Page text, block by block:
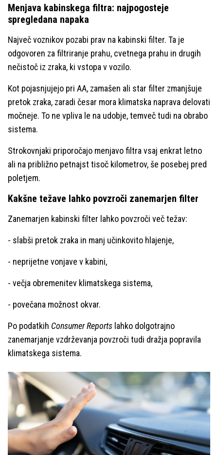
Menjava kabinskega filtra: najpogosteje
spregledana napaka
Največ voznikov pozabi prav na kabinski filter. Ta je
odgovoren za filtriranje prahu, cvetnega prahu in drugih
nečistoč iz zraka, ki vstopa v vozilo.
Kot pojasnjujejo pri AA, zamašen ali star filter zmanjšuje
pretok zraka, zaradi česar mora klimatska naprava delovati
močneje. To ne vpliva le na udobje, temveč tudi na obrabo
sistema.
Strokovnjaki priporočajo menjavo filtra vsaj enkrat letno
ali na približno petnajst tisoč kilometrov, še posebej pred
poletjem.
Kakšne težave lahko povzroči zanemarjen filter
Zanemarjen kabinski filter lahko povzroči več težav:
- slabši pretok zraka in manj učinkovito hlajenje,
- neprijetne vonjave v kabini,
- večja obremenitev klimatskega sistema,
- povečana možnost okvar.
Po podatkih Consumer Reports lahko dolgotrajno
zanemarjanje vzdrževanja povzroči tudi dražja popravila
klimatskega sistema.